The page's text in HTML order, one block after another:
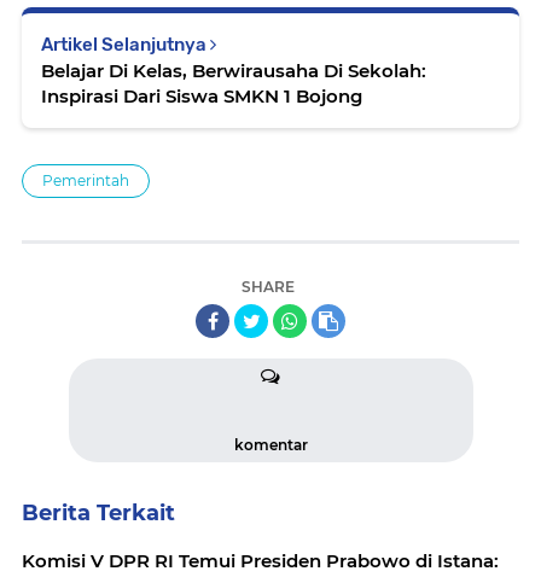
Artikel Selanjutnya
Belajar Di Kelas, Berwirausaha Di Sekolah:
Inspirasi Dari Siswa SMKN 1 Bojong
Pemerintah
SHARE
komentar
Berita Terkait
Komisi V DPR RI Temui Presiden Prabowo di Istana: